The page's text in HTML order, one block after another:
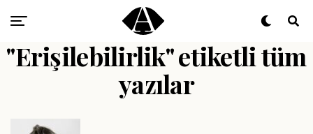
"Erişilebilirlik" etiketli tüm
yazılar